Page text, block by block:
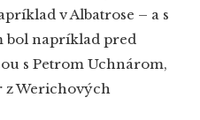
v Albatrose – a s
bol napríklad pred
s Petrom Uchnárom,
Werichových